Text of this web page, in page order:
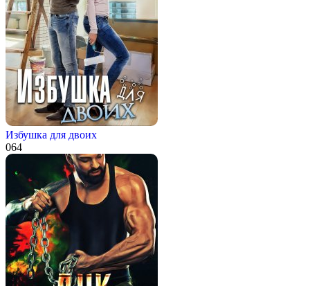
Избушка для двоих
064